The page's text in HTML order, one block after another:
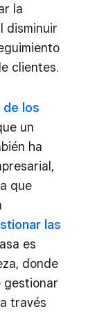
la
disminuir
clientes.
de los
un
ha
que
las
es
donde
gestionar
través